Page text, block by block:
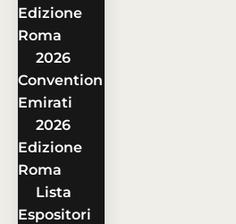
Edizione
Roma
2026
Convention
Emirati
2026
Edizione
Roma
Lista
Espositori